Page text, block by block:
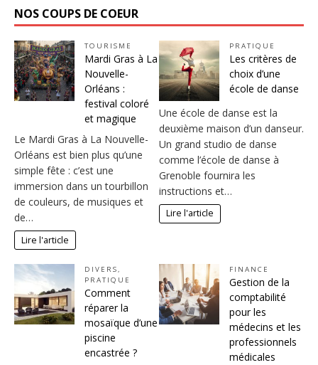
NOS COUPS DE COEUR
TOURISME
Mardi Gras à La
Nouvelle-
Orléans :
festival coloré
et magique
Le Mardi Gras à La Nouvelle-
Orléans est bien plus qu’une
simple fête : c’est une
immersion dans un tourbillon
de couleurs, de musiques et
de…
Lire l'article
PRATIQUE
Les critères de
choix d’une
école de danse
Une école de danse est la
deuxième maison d’un danseur.
Un grand studio de danse
comme l’école de danse à
Grenoble fournira les
instructions et…
Lire l'article
DIVERS,
PRATIQUE
Comment
réparer la
mosaïque d’une
piscine
encastrée ?
FINANCE
Gestion de la
comptabilité
pour les
médecins et les
professionnels
médicales